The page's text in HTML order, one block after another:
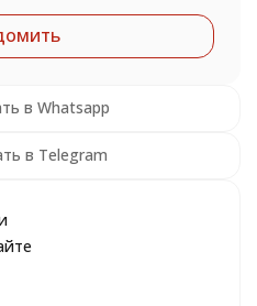
в Whatsapp
в Telegram